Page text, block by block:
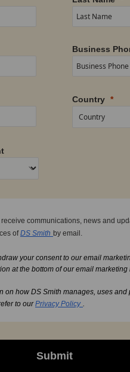
Business
Country
communications, news and
ofDS Smith by email.
your consent to our email
at the bottom of our email marketing
on how DS Smith manages, uses and
to ourPrivacy Policy .
Submit